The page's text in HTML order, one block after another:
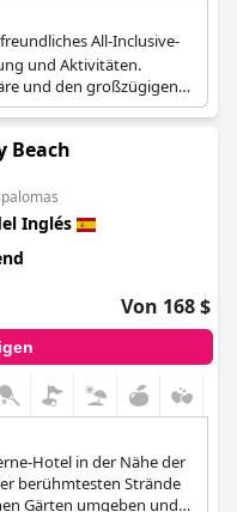
All-Inclusive-
und Aktivitäten.
und den großzügigen
Inglés, in der Nähe von
Beach
Inglés
Von 168 $
Hotel in der Nähe der
berühmtesten Strände
Gärten umgeben und